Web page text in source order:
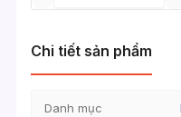
Chi tiết sản phẩm
Danh mục